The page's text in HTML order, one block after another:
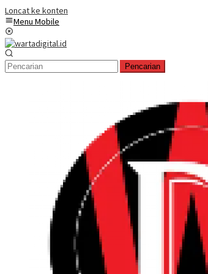
Loncat ke konten
Menu Mobile
Pencarian